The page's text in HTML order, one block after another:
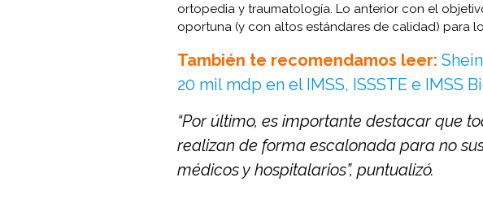
ortopedia y traumatología. Lo anterior con el
oportuna (y con altos estándares de calidad) para
También te recomendamos leer:
20 mil mdp en el IMSS, ISSSTE e IMSS
“Por último, es importante destacar que
realizan de forma escalonada para no
médicos y hospitalarios”, puntualizó.